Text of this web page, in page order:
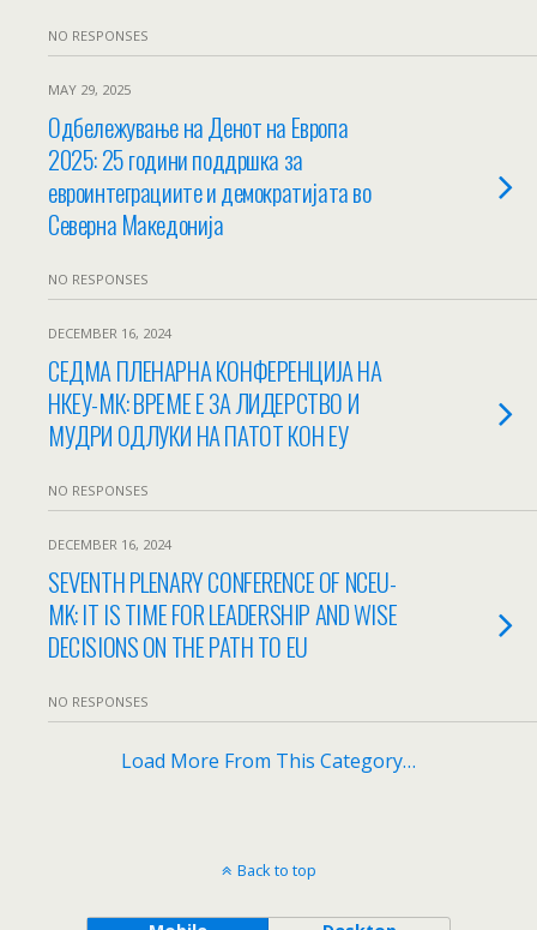
NO RESPONSES
MAY 29, 2025
Одбележување на Денот на Европа
2025: 25 години поддршка за
евроинтеграциите и демократијата во
Северна Македонија
NO RESPONSES
DECEMBER 16, 2024
СЕДМА ПЛЕНАРНА КОНФЕРЕНЦИЈА НА
НКЕУ-МК: ВРЕМЕ Е ЗА ЛИДЕРСТВО И
МУДРИ ОДЛУКИ НА ПАТОТ КОН ЕУ
NO RESPONSES
DECEMBER 16, 2024
SEVENTH PLENARY CONFERENCE OF NCEU-
MK: IT IS TIME FOR LEADERSHIP AND WISE
DECISIONS ON THE PATH TO EU
NO RESPONSES
Load More From This Category…
Back to top